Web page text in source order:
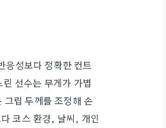
응성보다 정확한 컨트
선수는 무게가 가볍
립 두께를 조정해 손
코스 환경, 날씨, 개인